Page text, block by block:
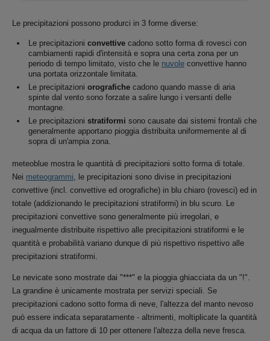
Le precipitazioni possono produrci in 3 forme diverse:
Le precipitazioni convettive cadono sotto forma di rovesci con
cambiamenti rapidi d'intensità e sopra una certa zona per un
periodo di tempo limitato, visto che le nuvole convettive hanno
una portata orizzontale limitata.
Le precipitazioni orografiche cadono quando masse di aria
spinte dal vento sono forzate a salire lungo i versanti delle
montagne.
Le precipitazioni stratiformi sono causate dai sistemi frontali che
generalmente apportano pioggia distribuita uniformemente al di
sopra di un'ampia zona.
meteoblue mostra le quantità di precipitazioni sotto forma di totale.
Nei meteogrammi, le precipitazioni sono divise in precipitazioni
convettive (incl. convettive ed orografiche) in blu chiaro (rovesci) ed in
totale (addizionando le precipitazioni stratiformi) in blu scuro. Le
precipitazioni convettive sono generalmente più irregolari, e
inegualmente distribuite rispettivo alle precipitazioni stratiformi e le
quantità e probabilità variano dunque di più rispettivo rispettivo alle
precipitazioni stratiformi.
Le nevicate sono mostrate dai "***" e la pioggia ghiacciata da un "!".
La grandine è unicamente mostrata per servizi speciali. Se
precipitazioni cadono sotto forma di neve, l'altezza del manto nevoso
può essere indicata separatamente - altrimenti, moltiplicate la quantità
di acqua da un fattore di 10 per ottenere l'altezza della neve fresca.